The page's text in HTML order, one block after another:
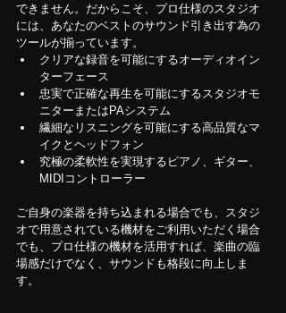
できません。だからこそ、プロ仕様のスタジオ
には、あなたのベストのサウンド引き出す為の
ツールが揃っています。
クリアな録音を可能にするオーディオイン
ターフェース
忠実で正確な再生を可能にするスタジオモ
ニターまたはPAシステム
繊細なリスニングを可能にする高品質なマ
イクとヘッドフォン
究極の柔軟性を実現するピアノ、ギター、
MIDIコントローラー
ご自身の楽器を持ち込まれる場合でも、スタジ
オで用意されている機材をご利用いただく場合
でも、プロ仕様の機材を活用すれば、楽曲の臨
場感だけでなく、サウンドも格段に向上しま
す。